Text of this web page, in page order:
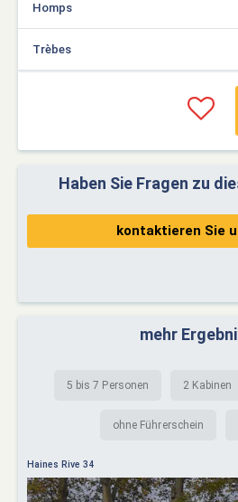
Homps
Trèbes
Haben Sie Fragen zu
kontaktieren Sie
mehr
5 bis 7 Personen 2 Kabinen
ohne Führerschein
Haines Rive 34